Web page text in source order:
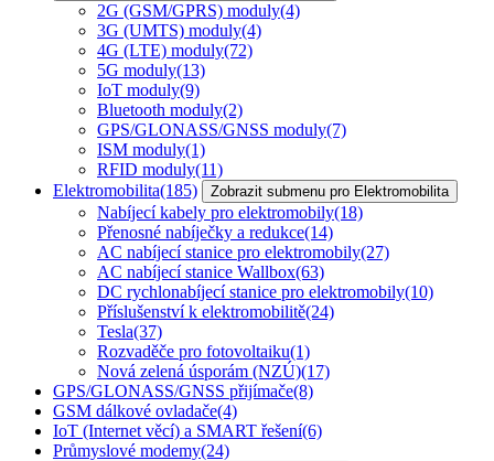
2G (GSM/GPRS) moduly(4)
3G (UMTS) moduly(4)
4G (LTE) moduly(72)
5G moduly(13)
IoT moduly(9)
Bluetooth moduly(2)
GPS/GLONASS/GNSS moduly(7)
ISM moduly(1)
RFID moduly(11)
Elektromobilita(185) Zobrazit submenu pro Elektromobilita
Nabíjecí kabely pro elektromobily(18)
Přenosné nabíječky a redukce(14)
AC nabíjecí stanice pro elektromobily(27)
AC nabíjecí stanice Wallbox(63)
DC rychlonabíjecí stanice pro elektromobily(10)
Příslušenství k elektromobilitě(24)
Tesla(37)
Rozvaděče pro fotovoltaiku(1)
Nová zelená úsporám (NZÚ)(17)
GPS/GLONASS/GNSS přijímače(8)
GSM dálkové ovladače(4)
IoT (Internet věcí) a SMART řešení(6)
Průmyslové modemy(24)